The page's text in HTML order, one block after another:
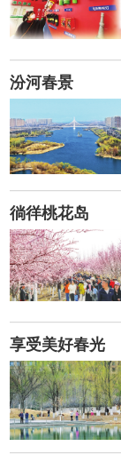
汾河春景
徜徉桃花岛
享受美好春光